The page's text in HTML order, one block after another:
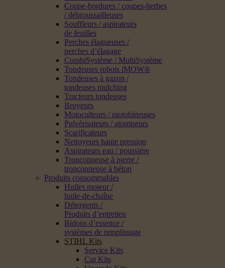
Coupe-bordures / coupes-herbes
/ débroussailleuses
Souffleurs / aspirateurs
de feuilles
Perches élagueuses /
perches d’élagage
CombiSystème / MultiSystème
Tondeuses robots iMOW®
Tondeuses à gazon /
tondeuses mulching
Tracteurs tondeuses
Broyeurs
Motoculteurs / motobineuses
Pulvérisateurs / atomiseurs
Scarificateurs
Nettoyeurs haute pression
Aspirateurs eau / poussière
Tronçonneuse à pierre /
tronçonneuse à béton
Produits consommables
Huiles moteur /
huile-de-chaîne
Détergents /
Produits d’entretien
Bidons d’essence /
systèmes de remplissage
STIHL Kits
Service Kits
Cut Kits